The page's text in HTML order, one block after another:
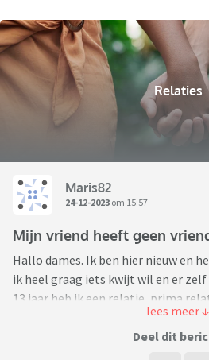
Relaties
Maris82
24-12-2023 om 15:57
Mijn vriend heeft geen
Hallo dames. Ik ben hier nieuw en
ik heel graag iets kwijt wil en er
13 jaar heb ik een relatie, prima
dalen, we hebben het goed. Samen
vriend is enig kind en graag op
Deel dit